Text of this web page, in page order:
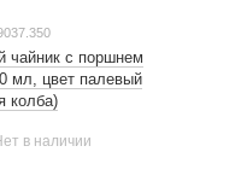
чайник с поршнем
мл, цвет палевый
колба)
в наличии